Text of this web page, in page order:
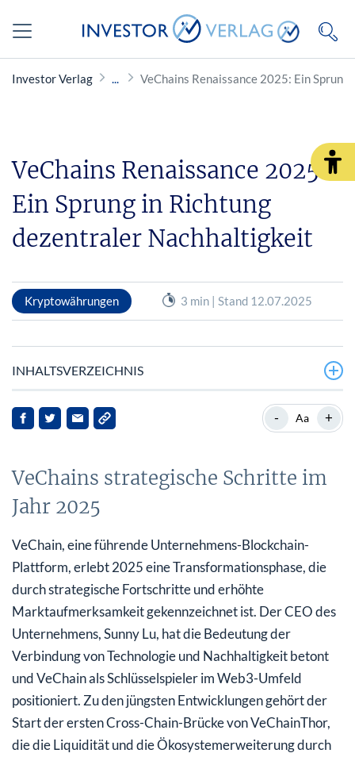
Investor Verlag VeChains Renaissance 2025: Ein
VeChains Renaissance 2025:
Ein Sprung in Richtung
dezentraler Nachhaltigkeit
Kryptowährungen 3 min | Stand 12.07.2025
INHALTSVERZEICHNIS
VeChains strategische Schritte im Jahr 2025
Aktuelle Entwicklungen und Marktreaktionen
Implikationen für die Interessengruppen
Ausblick
- Aa +
VeChains strategische Schritte im
Jahr 2025
VeChain, eine führende Unternehmens-Blockchain-
Plattform, erlebt 2025 eine Transformationsphase, die
durch strategische Fortschritte und erhöhte
Marktaufmerksamkeit gekennzeichnet ist. Der CEO des
Unternehmens, Sunny Lu, hat die Bedeutung der
Verbindung von Technologie und Nachhaltigkeit betont
und VeChain als Schlüsselspieler im Web3-Umfeld
positioniert. Zu den jüngsten Entwicklungen gehört der
Start der ersten Cross-Chain-Brücke von VeChainThor,
die die Liquidität und die Ökosystemerweiterung durch